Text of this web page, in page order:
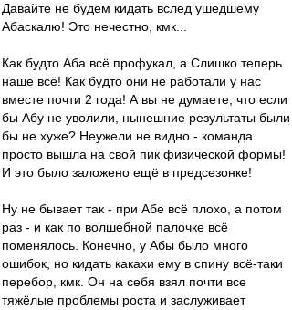
Давайте не будем кидать вслед ушедшему
Абаскалю! Это нечестно, кмк...
Как будто Аба всё профукал, а Слишко теперь
наше всё! Как будто они не работали у нас
вместе почти 2 года! А вы не думаете, что если
бы Абу не уволили, нынешние результаты были
бы не хуже? Неужели не видно - команда
просто вышла на свой пик физической формы!
И это было заложено ещё в предсезонке!
Ну не бывает так - при Абе всё плохо, а потом
раз - и как по волшебной палочке всё
поменялось. Конечно, у Абы было много
ошибок, но кидать какахи ему в спину всё-таки
перебор, кмк. Он на себя взял почти все
тяжёлые проблемы роста и заслуживает